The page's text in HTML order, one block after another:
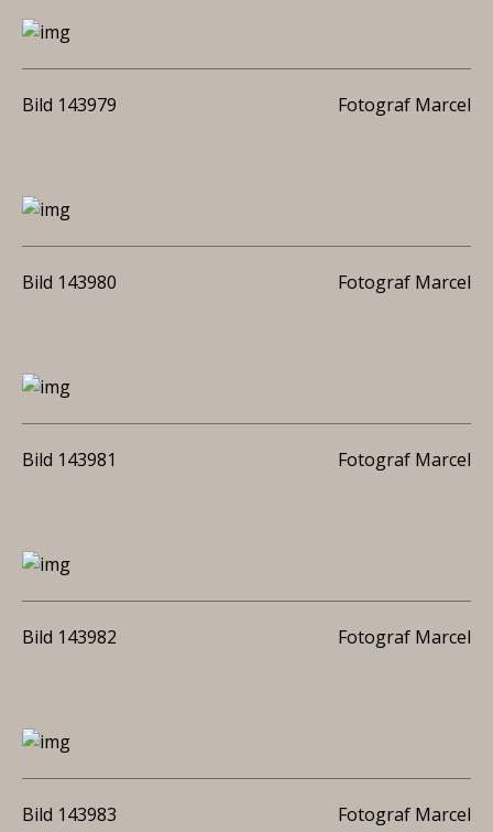
Bild 143979 Fotograf Marcel
Bild 143980 Fotograf Marcel
Bild 143981 Fotograf Marcel
Bild 143982 Fotograf Marcel
Bild 143983 Fotograf Marcel